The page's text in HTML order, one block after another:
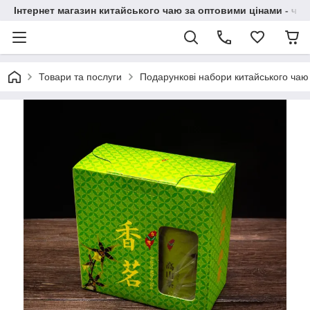
Інтернет магазин китайського чаю за оптовими цінами -
Товари та послуги Подарункові набори китайського чаю